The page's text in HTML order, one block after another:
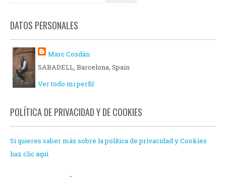
DATOS PERSONALES
Marc Cosdán
SABADELL, Barcelona, Spain
Ver todo mi perfil
POLÍTICA DE PRIVACIDAD Y DE COOKIES
Si quieres saber más sobre la política de privacidad y Cookies
haz clic aquí